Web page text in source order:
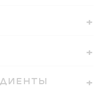
масла жожоба
дня. Благодаря